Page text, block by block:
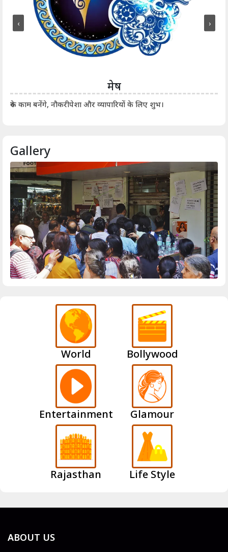
मेष
रुके काम बनेंगे, नौकरीपेशा और व्यापारियों के लिए शुभ।
‹ ›
Gallery
World Bollywood
Entertainment Glamour
Rajasthan Life Style
ABOUT US